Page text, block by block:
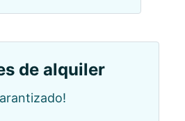
de alquiler